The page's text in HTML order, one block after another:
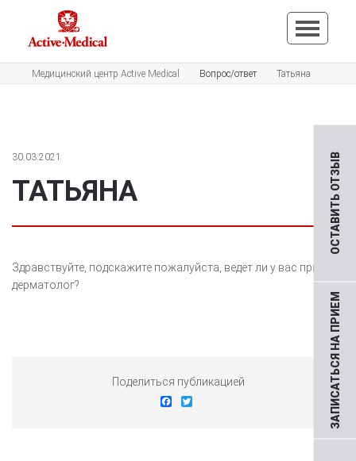
ЗАПИСАТЬСЯ НА ПРИЕМ
ОСТАВИТЬ ОТЗЫВ
Медицинский центр Active Medical Вопрос/ответ Татьяна
30.03.2021
ТАТЬЯНА
Здравствуйте, подскажите пожалуйста, ведёт ли у вас прием
дерматолог?
Поделиться публикацией
Facebook